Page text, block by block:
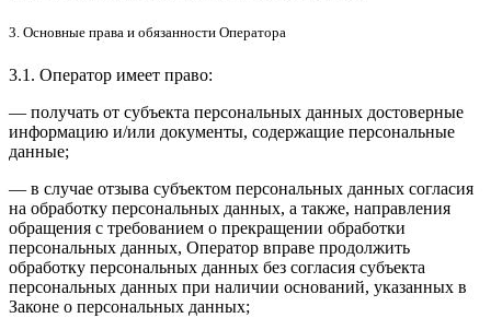
3. Основные права и обязанности Оператора
3.1. Оператор имеет право:
— получать от субъекта персональных данных достоверные
информацию и/или документы, содержащие персональные
данные;
— в случае отзыва субъектом персональных данных согласия
на обработку персональных данных, а также, направления
обращения с требованием о прекращении обработки
персональных данных, Оператор вправе продолжить
обработку персональных данных без согласия субъекта
персональных данных при наличии оснований, указанных в
Законе о персональных данных;